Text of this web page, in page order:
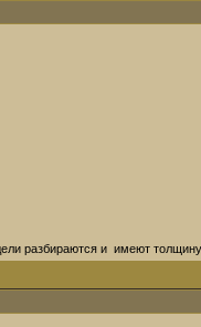
разбираются и имеют толщину